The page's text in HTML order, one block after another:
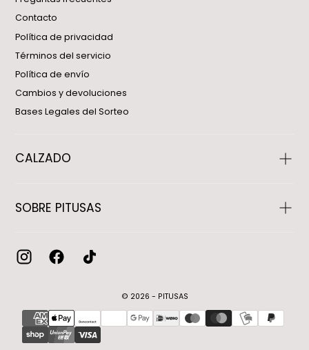
Contacto
Política de privacidad
Términos del servicio
Política de envío
Cambios y devoluciones
Bases Legales del Sorteo
CALZADO
SOBRE PITUSAS
© 2026 - PITUSAS
{"title"=>"Métodos
pago"}